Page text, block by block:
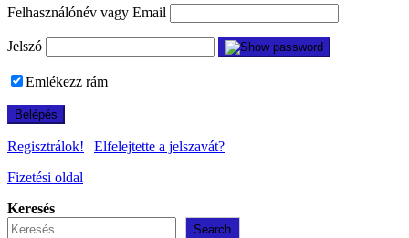
Felhasználónév vagy Email
Jelszó
Emlékezz rám
Regisztrálok! | Elfelejtette a jelszavát?
Fizetési oldal
Keresés
Search